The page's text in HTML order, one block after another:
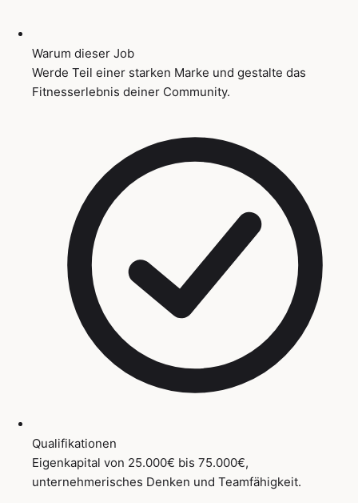
Warum dieser Job
Werde Teil einer starken Marke und gestalte das
Fitnesserlebnis deiner Community.
Qualifikationen
Eigenkapital von 25.000€ bis 75.000€,
unternehmerisches Denken und Teamfähigkeit.